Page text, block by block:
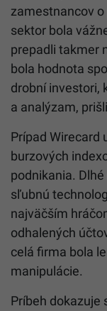
zamestnancov
sektor bola
prepadli takmer
bola hodnota
drobní investori,
a analýzam,
Prípad Wirecard
burzových
podnikania.
sľubnú
najväčším
odhalených
celá firma bola
manipulácie.
Príbeh dokazuje